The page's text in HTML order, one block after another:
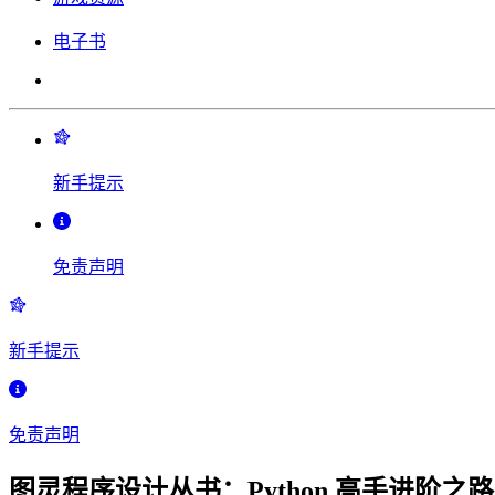
电子书
新手提示
免责声明
新手提示
免责声明